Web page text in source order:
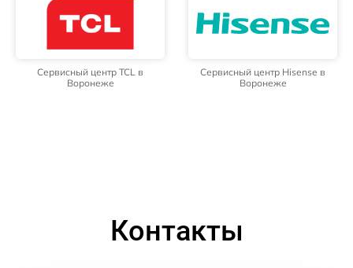
Сервисный центр TCL в
Воронеже
Сервисный центр Hisense в
Воронеже
Контакты